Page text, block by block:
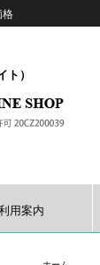
格
）
用案内